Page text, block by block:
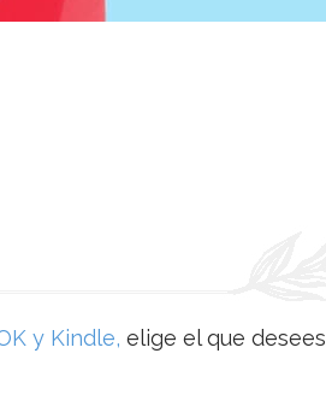
y Kindle, elige el que